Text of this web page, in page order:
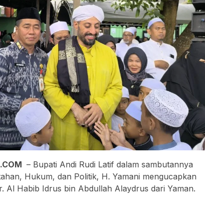
– Bupati Andi Rudi Latif dalam sambutannya
Hukum, dan Politik, H. Yamani mengucapkan
Al Habib Idrus bin Abdullah Alaydrus dari Yaman.